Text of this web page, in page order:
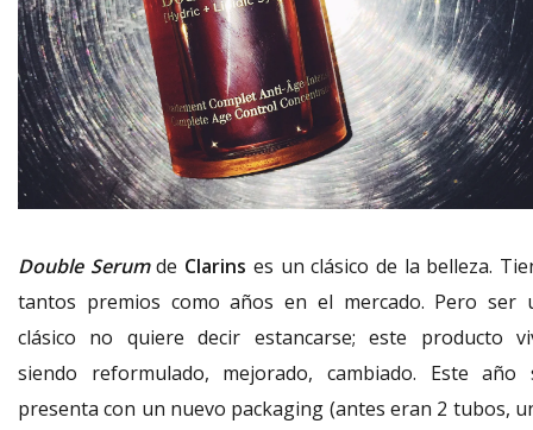
Double Serumde Clarins es un clásico de la belleza.
tantos premios como años en el mercado. Pero ser
clásico no quiere decir estancarse; este producto
siendo reformulado, mejorado, cambiado. Este año
presenta con un nuevo packaging (antes eran 2 tubos,